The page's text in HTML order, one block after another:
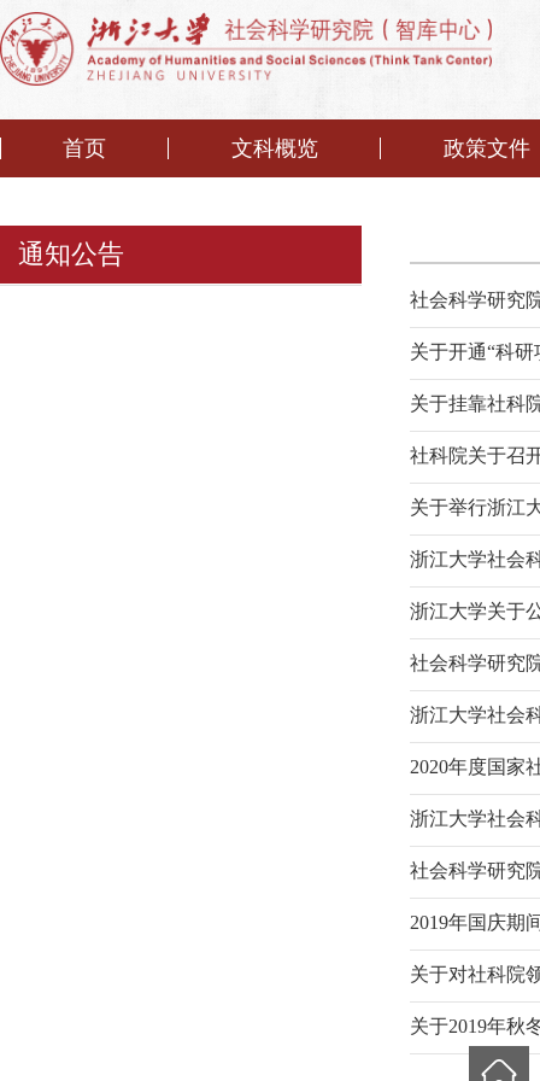
首页 文科概览 政策文件
通知公告
社会科学研究
关于开通“科
关于挂靠社科
社科院关于召
关于举行浙江
浙江大学社会
浙江大学关于
社会科学研究
浙江大学社会
2020年度国家
浙江大学社会
社会科学研究
2019年国庆期
关于对社科院
关于2019年秋